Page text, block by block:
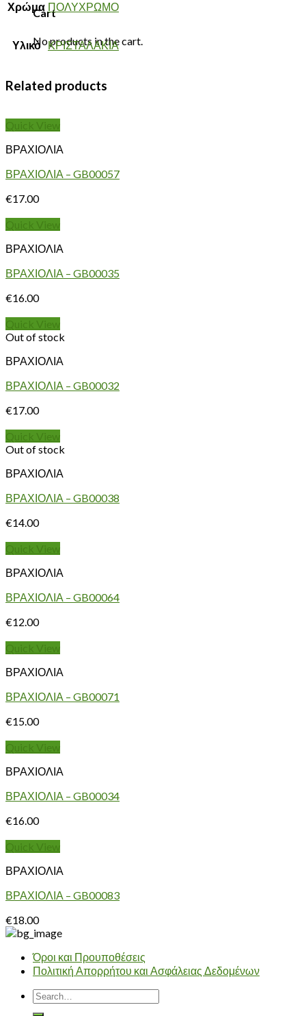
Cart
No products in the cart.
Χρώμα ΠΟΛΥΧΡΩΜΟ
Υλικό ΚΡΙΣΤΑΛΑΚΙΑ
Related products
Quick View
ΒΡΑΧΙΟΛΙΑ
ΒΡΑΧΙΟΛΙΑ – GB00057
€17.00
Quick View
ΒΡΑΧΙΟΛΙΑ
ΒΡΑΧΙΟΛΙΑ – GB00035
€16.00
Quick View
Out of stock
ΒΡΑΧΙΟΛΙΑ
ΒΡΑΧΙΟΛΙΑ – GB00032
€17.00
Quick View
Out of stock
ΒΡΑΧΙΟΛΙΑ
ΒΡΑΧΙΟΛΙΑ – GB00038
€14.00
Quick View
ΒΡΑΧΙΟΛΙΑ
ΒΡΑΧΙΟΛΙΑ – GB00064
€12.00
Quick View
ΒΡΑΧΙΟΛΙΑ
ΒΡΑΧΙΟΛΙΑ – GB00071
€15.00
Quick View
ΒΡΑΧΙΟΛΙΑ
ΒΡΑΧΙΟΛΙΑ – GB00034
€16.00
Quick View
ΒΡΑΧΙΟΛΙΑ
ΒΡΑΧΙΟΛΙΑ – GB00083
€18.00
Όροι και Προυποθέσεις
Πολιτική Απορρήτου και Ασφάλειας Δεδομένων
Search
for: